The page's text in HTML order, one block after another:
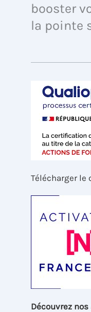
booster
la pointe
Télécharger le
Découvrez